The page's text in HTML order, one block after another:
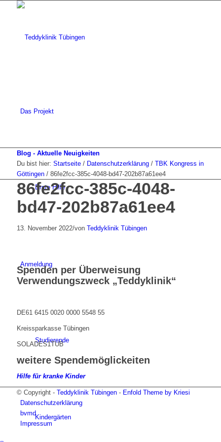
Das Projekt
Erste Hilfe
Anmeldung
Studierende
Kindergärten
Blog - Aktuelle Neuigkeiten
Du bist hier: Startseite / Datenschutzerklärung / TBK Kongress in
Göttingen / 86fe2fcc-385c-4048-bd47-202b87a61ee4
86fe2fcc-385c-4048-
bd47-202b87a61ee4
13. November 2022/von Teddyklinik Tübingen
Spenden per Überweisung
Verwendungszweck „Teddyklinik“
DE61 6415 0020 0000 5548 55
Kreissparkasse Tübingen
SOLADES1TUB
weitere Spendemöglickeiten
Hilfe für kranke Kinder
© Copyright - Teddyklinik Tübingen- Enfold Theme by Kriesi
Datenschutzerklärung
bvmd
Impressum